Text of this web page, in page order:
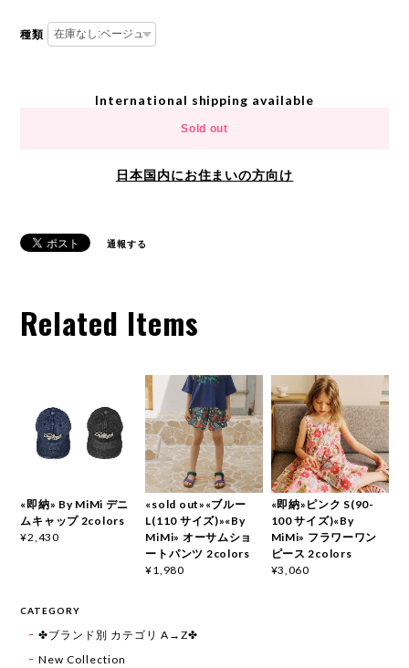
種類
International shipping available
Sold out
日本国内にお住まいの方向け
通報する
Related Items
«即納» By MiMi デニ
ムキャップ 2colors
¥2,430
«sold out»«ブルー
L(110 サイズ)»«By
MiMi» オーサムショ
ートパンツ 2colors
¥1,980
«即納»ピンク S(90-
100 サイズ)«By
MiMi» フラワーワン
ピース 2colors
¥3,060
CATEGORY
✤ブランド別 カテゴリ A→Z✤
New Collection